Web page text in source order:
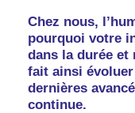
Chez nous,
pourquoi votre
dans la durée
fait ainsi
dernières
continue.